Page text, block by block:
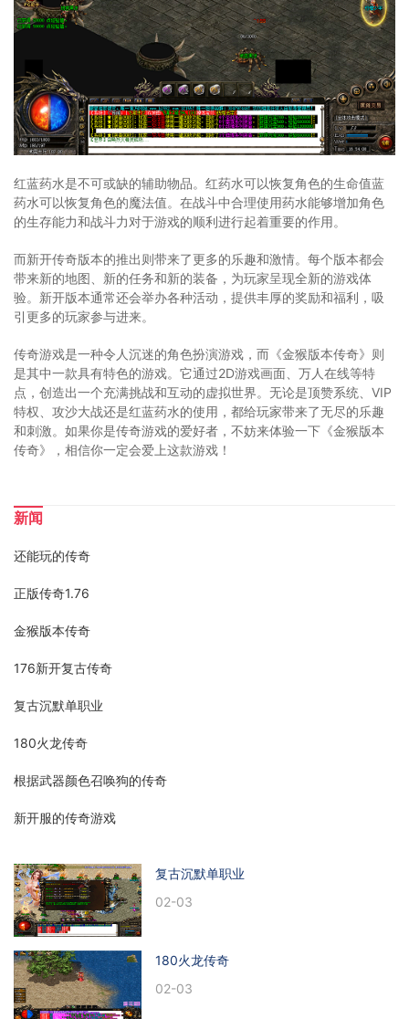
红蓝药水是不可或缺的辅助物品。红药水可以恢复角色的生命值蓝
药水可以恢复角色的魔法值。在战斗中合理使用药水能够增加角色
的生存能力和战斗力对于游戏的顺利进行起着重要的作用。
而新开传奇版本的推出则带来了更多的乐趣和激情。每个版本都会
带来新的地图、新的任务和新的装备，为玩家呈现全新的游戏体
验。新开版本通常还会举办各种活动，提供丰厚的奖励和福利，吸
引更多的玩家参与进来。
传奇游戏是一种令人沉迷的角色扮演游戏，而《金猴版本传奇》则
是其中一款具有特色的游戏。它通过2D游戏画面、万人在线等特
点，创造出一个充满挑战和互动的虚拟世界。无论是顶赞系统、VIP
特权、攻沙大战还是红蓝药水的使用，都给玩家带来了无尽的乐趣
和刺激。如果你是传奇游戏的爱好者，不妨来体验一下《金猴版本
传奇》，相信你一定会爱上这款游戏！
新闻
还能玩的传奇
正版传奇1.76
金猴版本传奇
176新开复古传奇
复古沉默单职业
180火龙传奇
根据武器颜色召唤狗的传奇
新开服的传奇游戏
复古沉默单职业
02-03
180火龙传奇
02-03